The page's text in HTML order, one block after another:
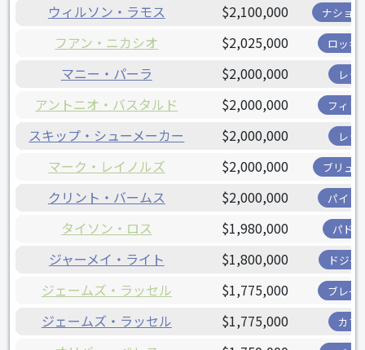
ウィルソン・ラモス $2,100,000 ナショ
フアン・ニカシオ $2,025,000 ロッキ
マニー・パーラ $2,000,000 レッ
アントニオ・バスタルド $2,000,000 フィリ
スキップ・シューメーカー $2,000,000 レッ
マーク・レイノルズ $2,000,000 ブリュ
クリント・バームス $2,000,000 パイレ
タイソン・ロス $1,980,000 パド
ジャーメイ・ライト $1,800,000 ドジャ
ジェームズ・ラッセル $1,775,000 ブレー
ジェームズ・ラッセル $1,775,000 カブ